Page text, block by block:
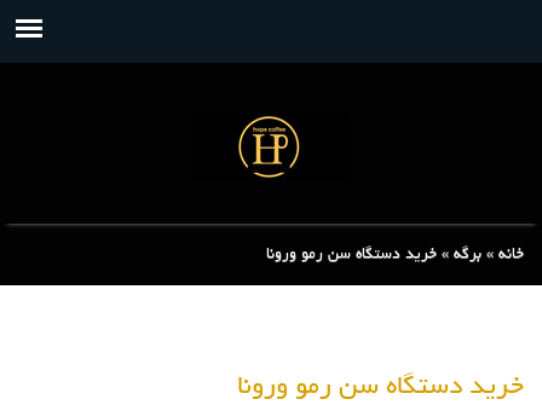
خانه » برگه » خرید دستگاه سن رمو ورونا
خرید دستگاه سن رمو ورونا